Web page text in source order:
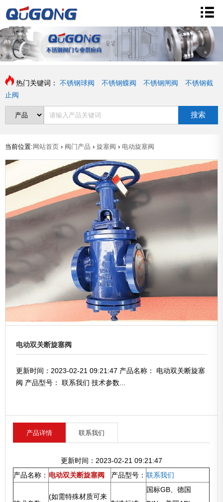
热门关键词： 不锈钢球阀 不锈钢蝶阀 不锈钢闸阀
不锈钢截
止阀
搜索
当前位置: 网站首页 › 阀门产品 › 旋塞阀 › 电动旋塞阀
电动双关断旋塞阀
更新时间：2023-02-21 09:21:47 产品名称： 电动双关断旋塞
阀 产品型号： 联系我们 技术参数...
产品详情 联系我们
更新时间：2023-02-21 09:21:47
产品名称： 电动双关断旋塞阀 产品型号： 联系我们
(如需特殊材质可来
国标GB、德国